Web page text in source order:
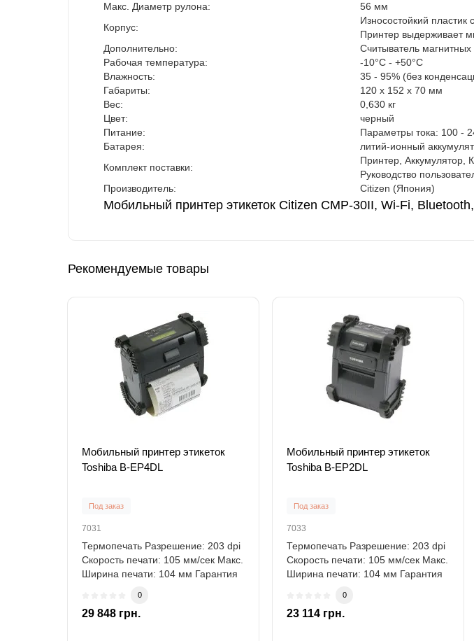
Макс. Диаметр рулона:
56 мм
Корпус:
Износостойкий
Принтер выдерживает
Дополнительно:
Считыватель магнитных
Рабочая температура:
-10°C - +50°C
Влажность:
35 - 95% (без
Габариты:
120 х 152 х 70 мм
Вес:
0,630 кг
Цвет:
черный
Питание:
Параметры тока: 100 -
Батарея:
литий-ионный
Комплект поставки:
Принтер, Аккумулятор,
Руководство
Производитель:
Citizen (Япония)
Мобильный принтер этикеток Citizen CMP-30II, Wi-Fi,
Рекомендуемые товары
Мобильный принтер этикеток
Toshiba B-EP4DL
Под заказ
7031
Термопечать Разрешение: 203 dpi
Скорость печати: 105 мм/сек Макс.
Ширина печати: 104 мм Гарантия
0
29 848 грн.
Мобильный принтер этикеток
Toshiba B-EP2DL
Под заказ
7033
Термопечать Разрешение: 203 dpi
Скорость печати: 105 мм/сек Макс.
Ширина печати: 104 мм Гарантия
0
23 114 грн.